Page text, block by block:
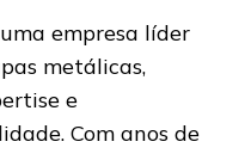
empresa líder
metálicas,
e
Com anos de